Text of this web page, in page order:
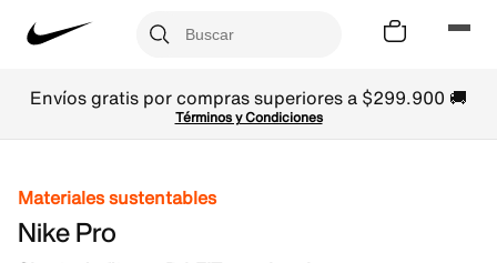
Envíos gratis por compras superiores a $299.900 🚚
Términos y Condiciones
Materiales sustentables
Nike Pro